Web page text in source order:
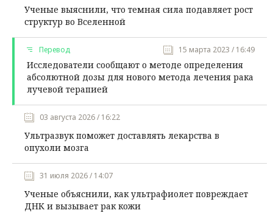
Ученые выяснили, что темная сила подавляет рост
структур во Вселенной
Перевод 15 марта 2023 / 16:49
Исследователи сообщают о методе определения
абсолютной дозы для нового метода лечения рака
лучевой терапией
03 августа 2026 / 16:22
Ультразвук поможет доставлять лекарства в
опухоли мозга
31 июля 2026 / 14:07
Ученые объяснили, как ультрафиолет повреждает
ДНК и вызывает рак кожи